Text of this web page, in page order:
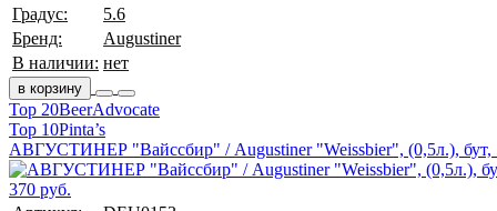
Градус:
5.6
Бренд:
Augustiner
В наличии: нет
в корзину
Top 20BeerAdvocate
Top 10Pinta’s
АВГУСТИНЕР "Вайссбир" / Augustiner "Weissbier", (0,5л.), бут,
370 руб.